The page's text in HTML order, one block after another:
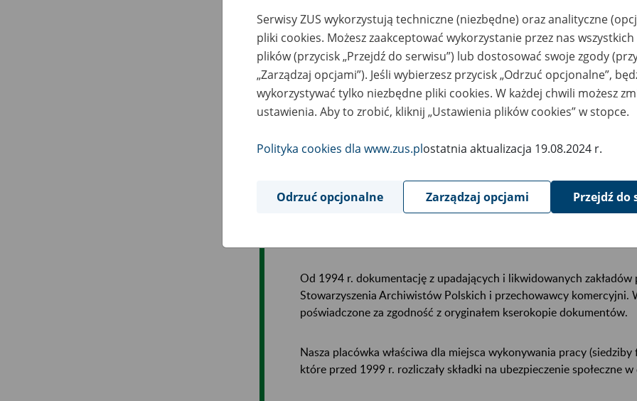
w naszej placówce albo na naszej stronie internetowej -baza
przekształconych zakładów pracy,
w archiwach państwowych albo w ogólnopolskiej bazie
Archiwum Państwowe w Warszawie https://
Informacje o miejscu przechowywania dokumentacji osobowej i
dokumentację zlikwidowanych przed 2002 r. spółek cywilnych i
sądy upadłościowe (sąd rejonowy – sąd gospodarczy) – dane o
dokumentów upadłych firm,
Od 1994 r. dokumentację z upadających i likwidowanych
Stowarzyszenia Archiwistów Polskich i przechowawcy komercyjni.
poświadczone za zgodność z oryginałem kserokopie dokumentów.
Nasza placówka właściwa dla miejsca wykonywania pracy
które przed 1999 r. rozliczały składki na ubezpieczenie społeczne
Serwisy ZUS wykorzystują techniczne (niezbędne) oraz analityczne
pliki cookies. Możesz zaakceptować wykorzystanie przez nas
plików (przycisk „Przejdź do serwisu”) lub dostosować swoje zgody
„Zarządzaj opcjami”). Jeśli wybierzesz przycisk „Odrzuć opcjonalne”,
wykorzystywać tylko niezbędne pliki cookies. W każdej chwili możesz
ustawienia. Aby to zrobić, kliknij „Ustawienia plików cookies” w stopce.
Polityka cookies dla www.zus.plostatnia aktualizacja 19.08.2024 r.
Odrzuć opcjonalne Zarządzaj opcjami Przejdź do